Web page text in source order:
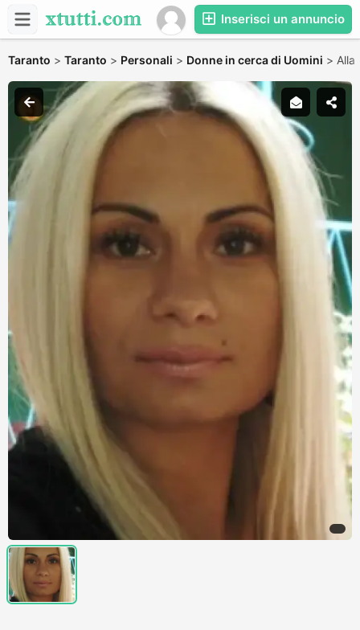
Inserisci un annuncio
Taranto > Taranto > Personali > Donne in cerca di Uomini > Alla